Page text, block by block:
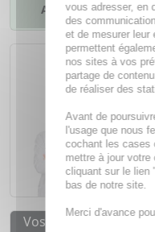
Ajouter à mes
d'un
Vos avantages
vous adresser, en
des
et de mesurer
permettent
nos sites à vos
partage de
de réaliser des
Avant de
l'usage que nous
cochant les cases
mettre à jour votre
cliquant sur le lien
bas de notre site.
Merci d'avance